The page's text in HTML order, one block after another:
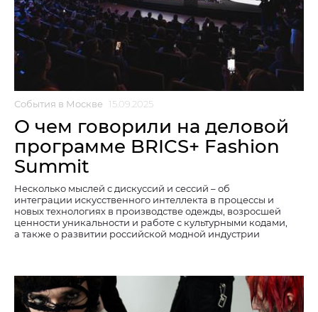
События в Москве 15.09.2025
О чем говорили на деловой
программе BRICS+ Fashion
Summit
Несколько мыслей с дискуссий и сессий – об
интеграции искусственного интеллекта в процессы и
новых технологиях в производстве одежды, возросшей
ценности уникальности и работе с культурными кодами,
а также о развитии российской модной индустрии